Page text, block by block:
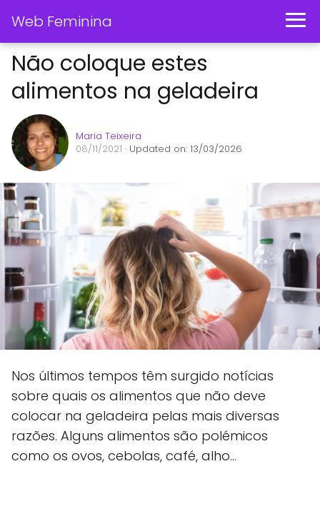
Web Feminina
Não coloque estes
alimentos na geladeira
Maria Teixeira
08/11/2021 · Updated on: 13/03/2026
Nos últimos tempos têm surgido notícias
sobre quais os alimentos que não deve
colocar na geladeira pelas mais diversas
razões. Alguns alimentos são polémicos
como os ovos, cebolas, café, alho…